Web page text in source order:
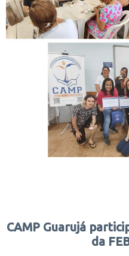
CAMP Guarujá
da